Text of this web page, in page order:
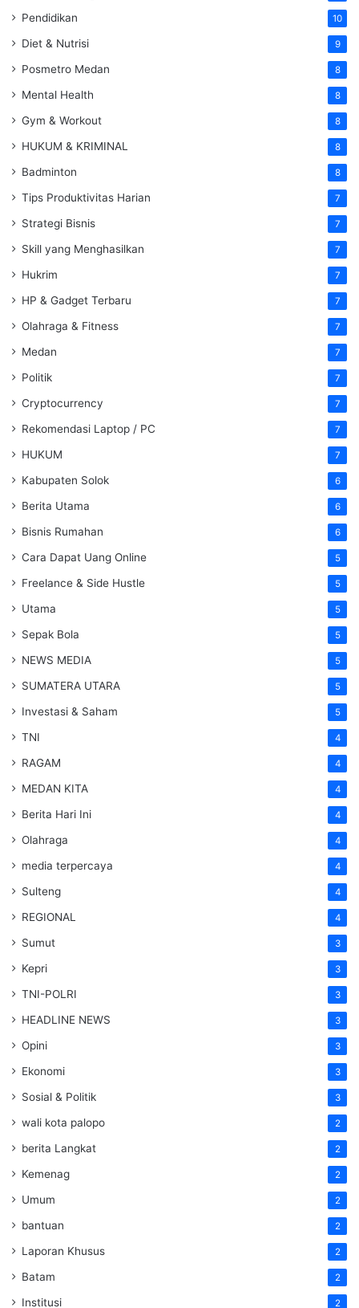
Pendidikan 10
Diet & Nutrisi 9
Posmetro Medan 8
Mental Health 8
Gym & Workout 8
HUKUM & KRIMINAL 8
Badminton 8
Tips Produktivitas Harian 7
Strategi Bisnis 7
Skill yang Menghasilkan 7
Hukrim 7
HP & Gadget Terbaru 7
Olahraga & Fitness 7
Medan 7
Politik 7
Cryptocurrency 7
Rekomendasi Laptop / PC 7
HUKUM 7
Kabupaten Solok 6
Berita Utama 6
Bisnis Rumahan 6
Cara Dapat Uang Online 5
Freelance & Side Hustle 5
Utama 5
Sepak Bola 5
NEWS MEDIA 5
SUMATERA UTARA 5
Investasi & Saham 5
TNI 4
RAGAM 4
MEDAN KITA 4
Berita Hari Ini 4
Olahraga 4
media terpercaya 4
Sulteng 4
REGIONAL 4
Sumut 3
Kepri 3
TNI-POLRI 3
HEADLINE NEWS 3
Opini 3
Ekonomi 3
Sosial & Politik 3
wali kota palopo 2
berita Langkat 2
Kemenag 2
Umum 2
bantuan 2
Laporan Khusus 2
Batam 2
Institusi 2